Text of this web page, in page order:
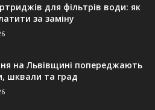
для фільтрів води: як
за заміну
на Львівщині попереджають
шквали та град